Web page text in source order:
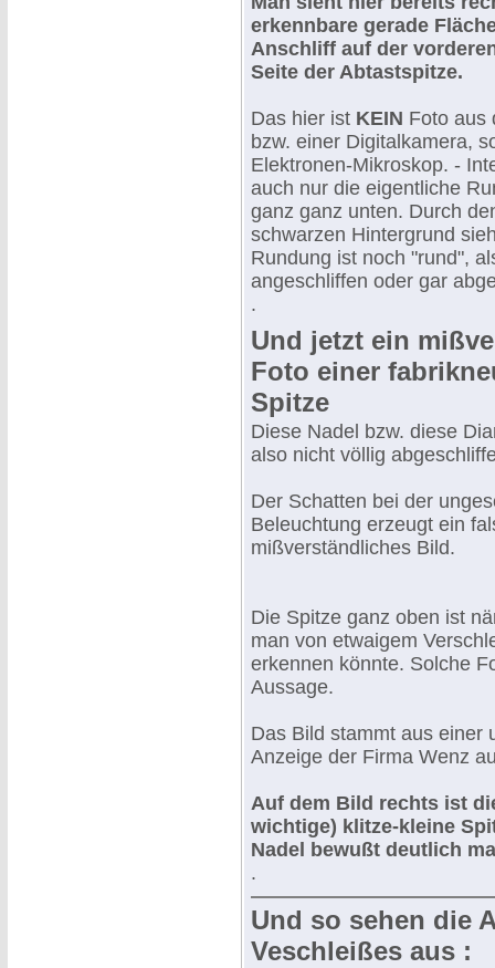
erkennbare gerade
Anschliff auf der
Seite der Abtastspitze.
Das hier ist KEIN Foto aus
bzw. einer Digitalkamera,
Elektronen-Mikroskop. -
auch nur die eigentliche
ganz ganz unten. Durch
schwarzen Hintergrund
Rundung ist noch "rund",
angeschliffen oder gar
.
Und jetzt ein
Foto einer
Spitze
Diese Nadel bzw. diese
also nicht völlig
Der Schatten bei der
Beleuchtung erzeugt ein
mißverständliches Bild.
Die Spitze ganz oben ist
man von etwaigem
erkennen könnte. Solche
Aussage.
Das Bild stammt aus einer
Anzeige der Firma Wenz
Auf dem Bild rechts ist
wichtige) klitze-kleine
Nadel
bewußt deutlich
.
Und so sehen die
Veschleißes aus :